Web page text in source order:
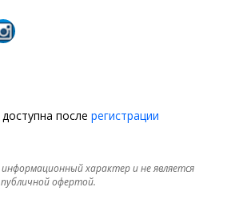
после регистрации
характер и не является
публичной офертой.